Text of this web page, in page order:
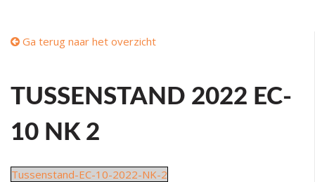
Ga terug naar het overzicht
TUSSENSTAND 2022 EC-
10 NK 2
Tussenstand-EC-10-2022-NK-2